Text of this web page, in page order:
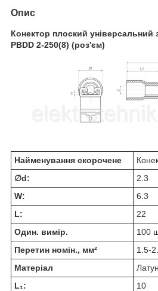
Опис
Конектор плоский універсальний
PBDD 2-250(8) (роз'єм)
Найменування скорочене
∅d:
2.3
W:
6.3
L:
22
Один. вимір.
100
Перетин номін., мм²
1.5-
Матеріал
L₁:
10